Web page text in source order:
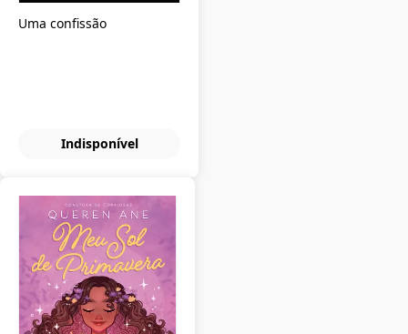
Uma confissão
Indisponível